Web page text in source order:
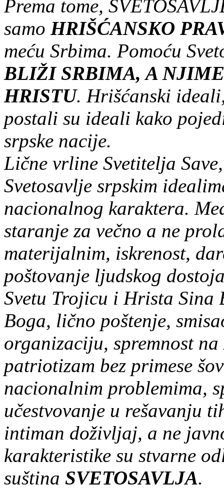
Prema tome,
samo HRIŠĆANSKO
meću Srbima. Pomoću
BLIŽI SRBIMA, A
HRISTU. Hrišćanski
postali su ideali kako
srpske nacije.
Lične vrline Svetitelja
Svetosavlje srpskim
nacionalnog karaktera.
staranje za večno a ne
materijalnim, iskrenost,
poštovanje ljudskog
Svetu Trojicu i Hrista Sina
Boga, lično poštenje,
organizaciju, spremnost
patriotizam bez primese
nacionalnim problemima,
učestvovanje u rešavanju
intiman doživljaj, a ne
karakteristike su stvarne
suština SVETOSAVLJA.